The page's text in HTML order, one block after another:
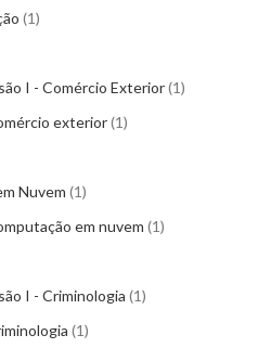
1
I - Comércio Exterior 1
exterior 1
Nuvem 1
em nuvem 1
I - Criminologia 1
1